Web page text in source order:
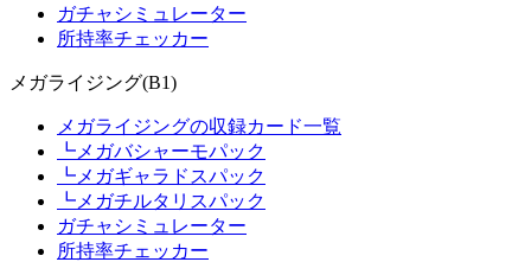
ガチャシミュレーター
所持率チェッカー
メガライジング(B1)
メガライジングの収録カード一覧
┗メガバシャーモパック
┗メガギャラドスパック
┗メガチルタリスパック
ガチャシミュレーター
所持率チェッカー